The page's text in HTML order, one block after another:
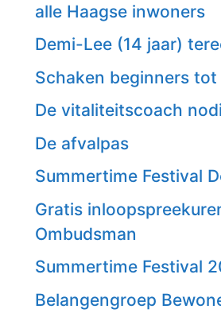
alle Haagse inwoners
Demi-Lee (14 jaar)
Schaken beginners
De vitaliteitscoach
De afvalpas
Summertime Festival
Gratis
Ombudsman
Summertime Festival
Belangengroep